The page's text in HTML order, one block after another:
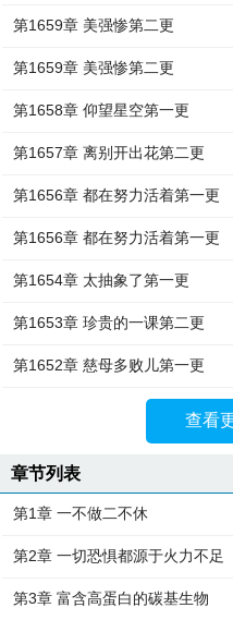
第1659章 美强惨第二更
第1659章 美强惨第二更
第1658章 仰望星空第一更
第1657章 离别开出花第二更
第1656章 都在努力活着第一更
第1656章 都在努力活着第一更
第1654章 太抽象了第一更
第1653章 珍贵的一课第二更
第1652章 慈母多败儿第一更
查看
章节列表
第1章 一不做二不休
第2章 一切恐惧都源于火力不足
第3章 富含高蛋白的碳基生物